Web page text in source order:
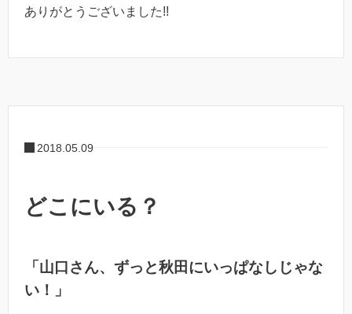
ありがとうございました!!
2018.05.09
どこにいる？
「山口さん、ずっと秋田にいっぱなしじゃな
い！」